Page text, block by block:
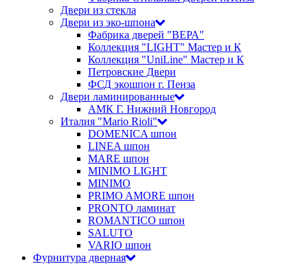
Двери из стекла
Двери из эко-шпона
Фабрика дверей "ВЕРА"
Коллекция "LIGHT" Мастер и К
Коллекция "UniLine" Мастер и К
Петровские Двери
ФСД экошпон г. Пенза
Двери ламинированные
АМК Г. Нижний Новгород
Италия "Mario Rioli"
DOMENICA шпон
LINEA шпон
MARE шпон
MINIMO LIGHT
MINIMO
PRIMO AMORE шпон
PRONTO ламинат
ROMANTICO шпон
SALUTO
VARIO шпон
Фурнитура дверная